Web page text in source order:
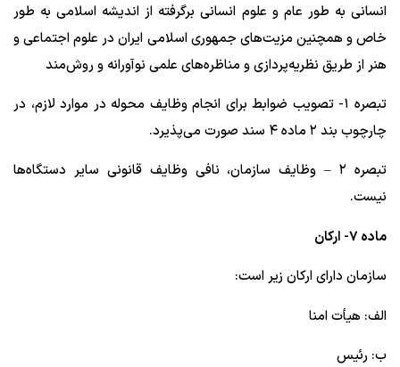
انسانی به طور عام و علوم انسانی برگرفته از اندیشه اسلامی به طور
خاص و همچنین مزیت‌های جمهوری اسلامی ایران در علوم اجتماعی و
هنر از طریق نظریه‌پردازی و مناظره‌های علمی نوآورانه و روش‌مند
تبصره ۱- تصویب ضوابط برای انجام وظایف محوله در موارد لازم، در
چارچوب بند ۲ ماده ۴ سند صورت می‌پذیرد.
تبصره ۲ – وظایف سازمان، نافی وظایف قانونی سایر دستگاه‌ها
نیست.
ماده ۷- ارکان
سازمان دارای ارکان زیر است:
الف: هیأت امنا
ب: رئیس